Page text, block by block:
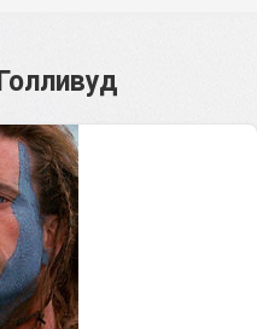
Голливуд